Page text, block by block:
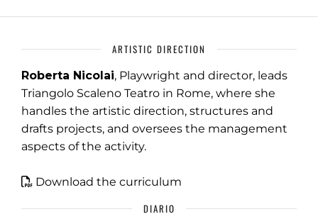
ARTISTIC DIRECTION
Roberta Nicolai, Playwright and director, leads
Triangolo Scaleno Teatro in Rome, where she
handles the artistic direction, structures and
drafts projects, and oversees the management
aspects of the activity.
Download the curriculum
DIARIO